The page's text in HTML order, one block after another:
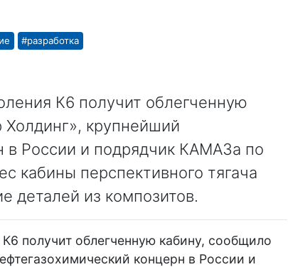
#разработка
К6 получит облегченную
крупнейший
в России и подрядчик КАМАЗа по
кабины перспективного тягача
деталей из композитов.
получит облегченную кабину, сообщило
концерн в России и